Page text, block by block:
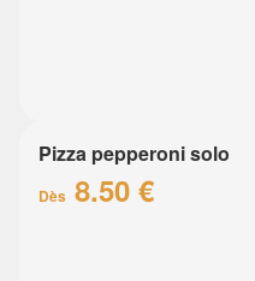
Pizza pepperoni solo
Dès 8.50 €